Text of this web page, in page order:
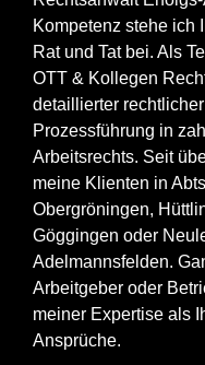
Kompetenz stehe ich
Rat und Tat bei. Als
OTT & Kollegen
detaillierter
Prozessführung in
Arbeitsrechts. Seit
meine Klienten in
Obergröningen,
Göggingen oder
Adelmannsfelden.
Arbeitgeber oder
meiner Expertise als
Ansprüche.